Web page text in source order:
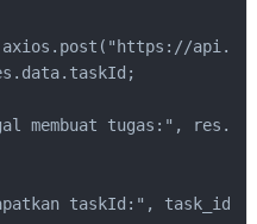
membuat tugas:",
taskId:", task_id);